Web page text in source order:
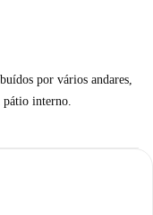
O preço mensal
e o uso de todas as
limpo duas vezes por
por vários andares,
pátio interno.